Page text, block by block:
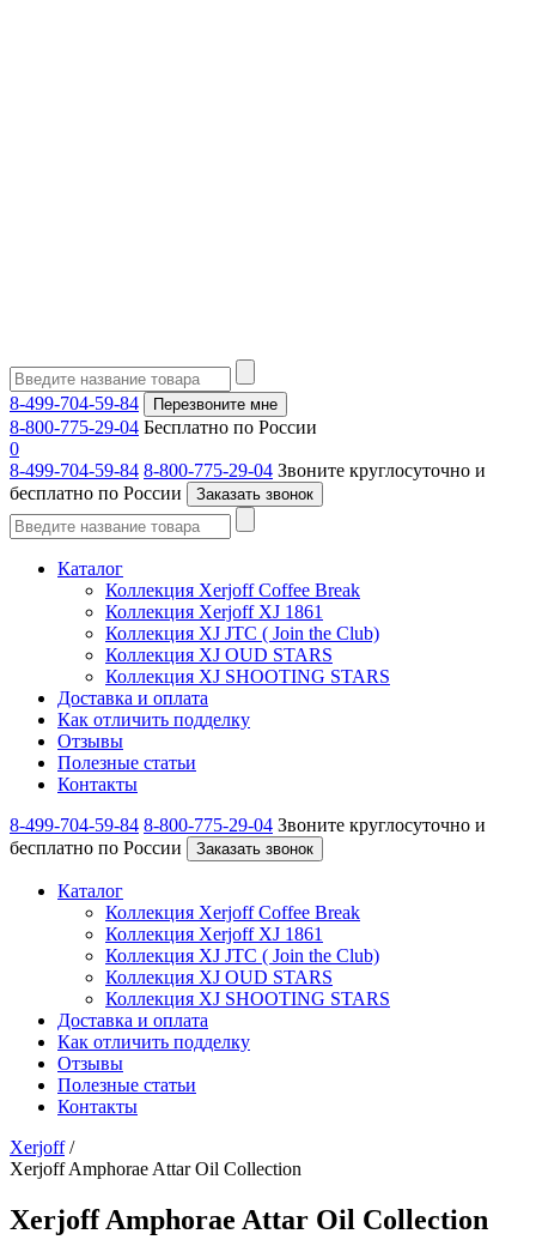
8-499-704-59-84 Перезвоните мне
8-800-775-29-04 Бесплатно по России
0
8-499-704-59-84 8-800-775-29-04 Звоните круглосуточно и
бесплатно по России
Заказать звонок
Каталог
Коллекция Xerjoff Coffee Break
Коллекция Xerjoff XJ 1861
Коллекция XJ JTC ( Join the Club)
Коллекция XJ OUD STARS
Коллекция XJ SHOOTING STARS
Доставка и оплата
Как отличить подделку
Отзывы
Полезные статьи
Контакты
8-499-704-59-84 8-800-775-29-04 Звоните круглосуточно и
бесплатно по России
Заказать звонок
Каталог
Коллекция Xerjoff Coffee Break
Коллекция Xerjoff XJ 1861
Коллекция XJ JTC ( Join the Club)
Коллекция XJ OUD STARS
Коллекция XJ SHOOTING STARS
Доставка и оплата
Как отличить подделку
Отзывы
Полезные статьи
Контакты
Xerjoff /
Xerjoff Amphorae Attar Oil Collection
Xerjoff Amphorae Attar Oil Collection